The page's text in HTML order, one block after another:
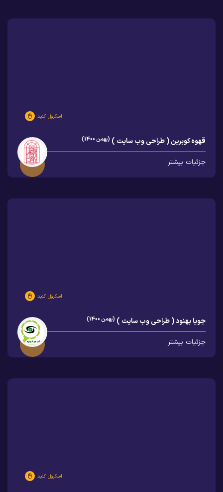
اسکرول کنید
قهوه کوبرین ( طراحی وب سایت ) (بهمن 1400)
جزئیات بیشتر
اسکرول کنید
جویا بهنود ( طراحی وب سایت ) (بهمن 1400)
جزئیات بیشتر
اسکرول کنید